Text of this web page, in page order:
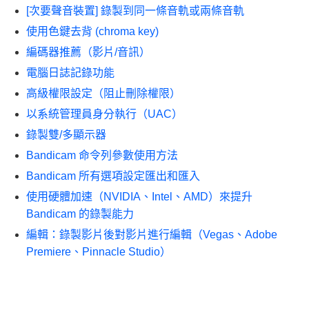
[次要聲音裝置] 錄製到同一條音軌或兩條音軌
使用色鍵去背 (chroma key)
編碼器推薦（影片/音訊）
電腦日誌記錄功能
高級權限設定（阻止刪除權限）
以系統管理員身分執行（UAC）
錄製雙/多顯示器
Bandicam 命令列參數使用方法
Bandicam 所有選項設定匯出和匯入
使用硬體加速（NVIDIA、Intel、AMD）來提升
Bandicam 的錄製能力
編輯：錄製影片後對影片進行編輯（Vegas、Adobe
Premiere、Pinnacle Studio）